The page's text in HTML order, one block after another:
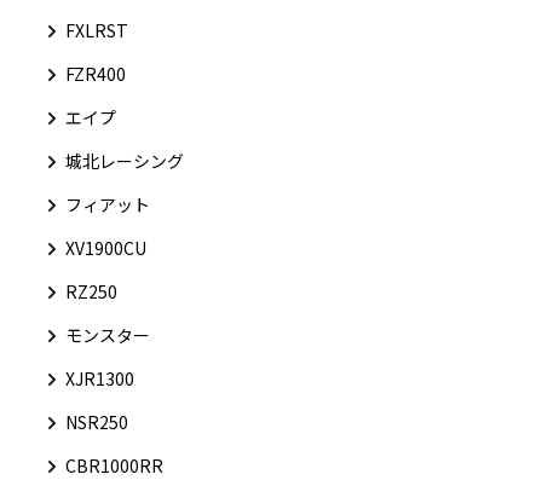
FXLRST
FZR400
エイプ
城北レーシング
フィアット
XV1900CU
RZ250
モンスター
XJR1300
NSR250
CBR1000RR